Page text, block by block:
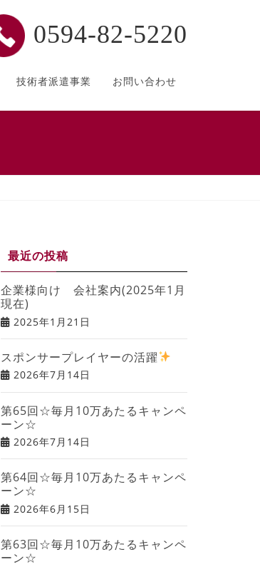
0594-82-5220
技術者派遣事業 お問い合わせ
最近の投稿
企業様向け 会社案内(2025年1月
現在)
2025年1月21日
スポンサープレイヤーの活躍
2026年7月14日
第65回☆毎月10万あたるキャンペ
ーン☆
2026年7月14日
第64回☆毎月10万あたるキャンペ
ーン☆
2026年6月15日
第63回☆毎月10万あたるキャンペ
ーン☆